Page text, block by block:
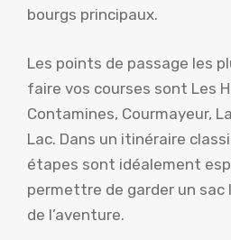
bourgs principaux.
Les points de passage les
faire vos courses sont Les
Contamines, Courmayeur,
Lac. Dans un itinéraire
étapes sont idéalement
permettre de garder un sac
de l’aventure.